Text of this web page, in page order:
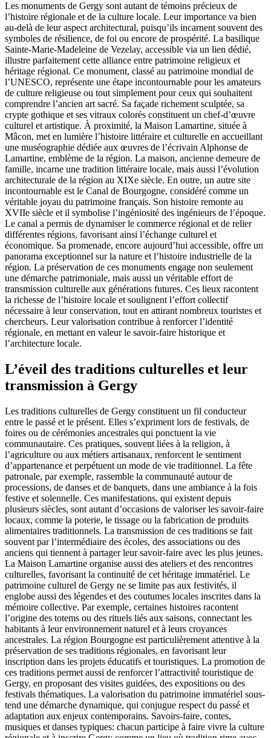
Les monuments de Gergy sont autant de témoins précieux de
l’histoire régionale et de la culture locale. Leur importance va bien
au-delà de leur aspect architectural, puisqu’ils incarnent souvent des
symboles de résilience, de foi ou encore de prospérité. La basilique
Sainte-Marie-Madeleine de Vezelay, accessible via un lien dédié,
illustre parfaitement cette alliance entre patrimoine religieux et
héritage régional. Ce monument, classé au patrimoine mondial de
l’UNESCO, représente une étape incontournable pour les amateurs
de culture religieuse ou tout simplement pour ceux qui souhaitent
comprendre l’ancien art sacré. Sa façade richement sculptée, sa
crypte gothique et ses vitraux colorés constituent un chef-d’œuvre
culturel et artistique. À proximité, la Maison Lamartine, située à
Mâcon, met en lumière l’histoire littéraire et culturelle en accueillant
une muséographie dédiée aux œuvres de l’écrivain Alphonse de
Lamartine, emblème de la région. La maison, ancienne demeure de
famille, incarne une tradition littéraire locale, mais aussi l’évolution
architecturale de la région au XIXe siècle. En outre, un autre site
incontournable est le Canal de Bourgogne, considéré comme un
véritable joyau du patrimoine français. Son histoire remonte au
XVIIe siècle et il symbolise l’ingéniosité des ingénieurs de l’époque.
Le canal a permis de dynamiser le commerce régional et de relier
différentes régions, favorisant ainsi l’échange culturel et
économique. Sa promenade, encore aujourd’hui accessible, offre un
panorama exceptionnel sur la nature et l’histoire industrielle de la
région. La préservation de ces monuments engage non seulement
une démarche patrimoniale, mais aussi un véritable effort de
transmission culturelle aux générations futures. Ces lieux racontent
la richesse de l’histoire locale et soulignent l’effort collectif
nécessaire à leur conservation, tout en attirant nombreux touristes et
chercheurs. Leur valorisation contribue à renforcer l’identité
régionale, en mettant en valeur le savoir-faire historique et
l’architecture locale.
L’éveil des traditions culturelles et leur
transmission à Gergy
Les traditions culturelles de Gergy constituent un fil conducteur
entre le passé et le présent. Elles s’expriment lors de festivals, de
foires ou de cérémonies ancestrales qui ponctuent la vie
communautaire. Ces pratiques, souvent liées à la religion, à
l’agriculture ou aux métiers artisanaux, renforcent le sentiment
d’appartenance et perpétuent un mode de vie traditionnel. La fête
patronale, par exemple, rassemble la communauté autour de
processions, de danses et de banquets, dans une ambiance à la fois
festive et solennelle. Ces manifestations, qui existent depuis
plusieurs siècles, sont autant d’occasions de valoriser les savoir-faire
locaux, comme la poterie, le tissage ou la fabrication de produits
alimentaires traditionnels. La transmission de ces traditions se fait
souvent par l’intermédiaire des écoles, des associations ou des
anciens qui tiennent à partager leur savoir-faire avec les plus jeunes.
La Maison Lamartine organise aussi des ateliers et des rencontres
culturelles, favorisant la continuité de cet héritage immatériel. Le
patrimoine culturel de Gergy ne se limite pas aux festivités, il
englobe aussi des légendes et des coutumes locales inscrites dans la
mémoire collective. Par exemple, certaines histoires racontent
l’origine des totems ou des rituels liés aux saisons, connectant les
habitants à leur environnement naturel et à leurs croyances
ancestrales. La région Bourgogne est particulièrement attentive à la
préservation de ses traditions régionales, en favorisant leur
inscription dans les projets éducatifs et touristiques. La promotion de
ces traditions permet aussi de renforcer l’attractivité touristique de
Gergy, en proposant des visites guidées, des expositions ou des
festivals thématiques. La valorisation du patrimoine immatériel sous-
tend une démarche dynamique, qui conjugue respect du passé et
adaptation aux enjeux contemporains. Savoirs-faire, contes,
musiques et danses typiques: chacun participe à faire vivre la culture